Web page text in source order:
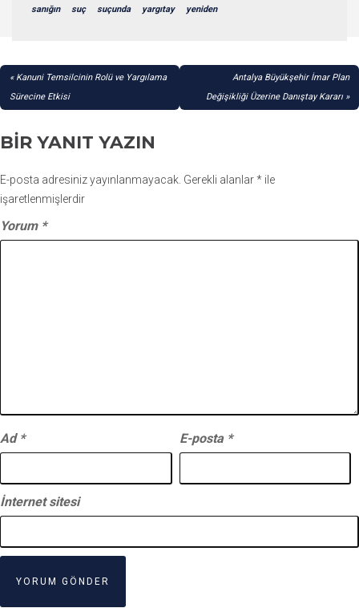
sanığın suç suçunda yargıtay yeniden
YAZI
GEZINMESI
Kanuni Temsilcinin Rolü ve Yargılama
Sürecine Etkisi
Antalya Büyükşehir İmar Plan
Değişikliği Üzerine Danıştay Kararı
BIR YANIT YAZIN
E-posta adresiniz yayınlanmayacak. Gerekli alanlar* ile
işaretlenmişlerdir
Yorum *
Ad * E-posta *
İnternet sitesi